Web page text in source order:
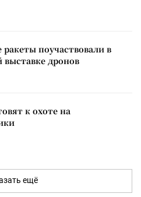
ракеты поучаствовали в
выставке дронов
к охоте на
ещё